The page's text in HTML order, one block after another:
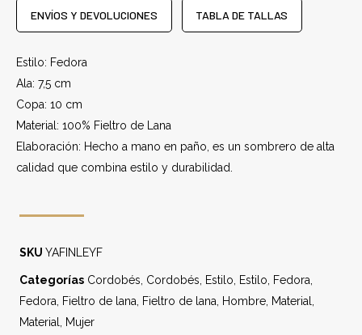
ENVÍOS Y DEVOLUCIONES TABLA DE TALLAS
Estilo: Fedora
Ala: 7,5 cm
Copa: 10 cm
Material: 100% Fieltro de Lana
Elaboración: Hecho a mano en paño, es un sombrero de alta
calidad que combina estilo y durabilidad.
SKU YAFINLEYF
Categorías Cordobés, Cordobés, Estilo, Estilo, Fedora,
Fedora, Fieltro de lana, Fieltro de lana, Hombre, Material,
Material, Mujer